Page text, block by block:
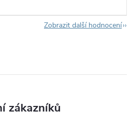
Zobrazit další hodnocení
zákazníků